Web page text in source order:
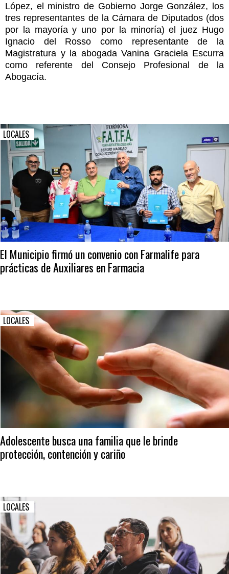
López, el ministro de Gobierno Jorge González, los
tres representantes de la Cámara de Diputados (dos
por la mayoría y uno por la minoría) el juez Hugo
Ignacio del Rosso como representante de la
Magistratura y la abogada Vanina Graciela Escurra
como referente del Consejo Profesional de la
Abogacía.
LOCALES
El Municipio firmó un convenio con Farmalife para
prácticas de Auxiliares en Farmacia
LOCALES
Adolescente busca una familia que le brinde
protección, contención y cariño
LOCALES